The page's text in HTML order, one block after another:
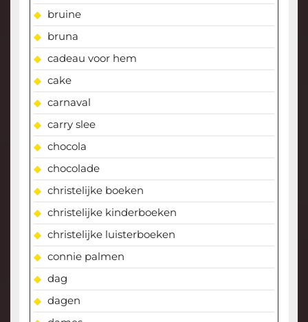
bruine
bruna
cadeau voor hem
cake
carnaval
carry slee
chocola
chocolade
christelijke boeken
christelijke kinderboeken
christelijke luisterboeken
connie palmen
dag
dagen